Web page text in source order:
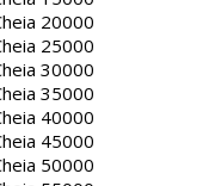
20000
25000
30000
35000
40000
45000
50000